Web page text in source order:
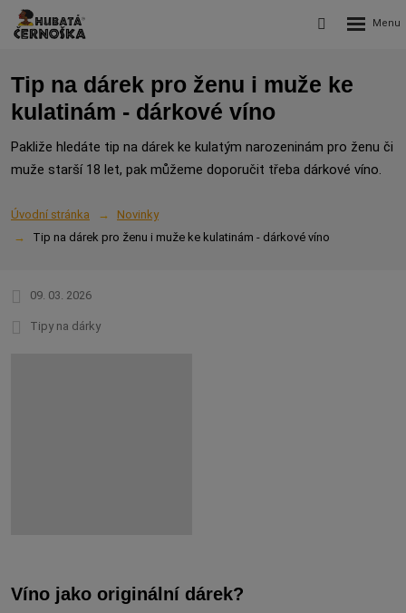
Vyhledávání
Rozbalení
Tip na dárek pro ženu i muže ke
kulatinám - dárkové víno
Pakliže hledáte tip na dárek ke kulatým narozeninám pro ženu či
muže starší 18 let, pak můžeme doporučit třeba dárkové víno.
Úvodní stránka
Novinky
Tip na dárek pro ženu i muže ke kulatinám - dárkové víno
09. 03. 2026
Tipy na dárky
Víno jako originální dárek?